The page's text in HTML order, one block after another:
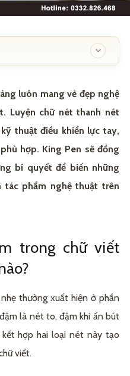
thanh và nét đậm
trong thẩm mỹ chữ viết
đậm chuẩn xác ra sao?
hoạt
đến chất lượng nét
nét đậm gồm những
độc lập
độc lập
đậm trong chữ cái
nét thanh đậm tinh tế
bạn chinh phục nét chữ
luôn mang vẻ đẹp nghệ
Luyện chữ nét thanh nét
thuật điều khiển lực tay,
hợp. King Pen sẽ đồng
bí quyết để biến những
phẩm nghệ thuật trên
trong chữ viết
thường xuất hiện ở phần
là nét to, đậm khi ấn bút
hợp hai loại nét này tạo
viết.